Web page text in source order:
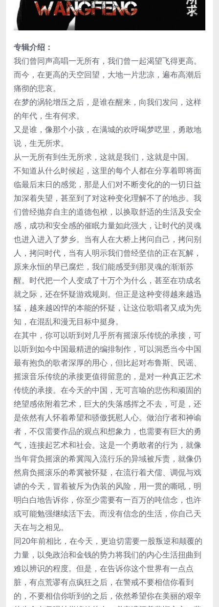
专辑介绍：
我们曾同声高唱一无所有，我们曾一起渴望飞得更高。
而今，在更高的天空回望，大地一片悲凉，遍布高潮后
痛彻的悲哀。
在梦的涡轮增压之后，是谁在醒来，向我们发问，这样
的年代，生有何求。
又是谁，像那个小孩，在满城的欢呼喝梦呓里，勇敢地
说，生无所求。
从一无所有到生无所求，这就是我们，这就是中国。
不知道从什么时候起，这里的每个人都在分享着即将面
临最后末日的感觉，那是人们对不断变化的的一切日益
加深着失望，甚至到了对这种变化理解不了的地步。我
们曾经抛弃自主的道德包袱，以换取舒适的生活及安全
感，成功和安全感的催眠力量如此强大，让时代的灵魂
也进入进入了梦乡。当有人在大桥上拷问自己，拷问别
人，拷问时代，当有人明示我们曾经坚信的正在瓦解，
原来永恒的早已腐烂，我们能感受到那灵魂的渐渐苏
醒。时代把一个人变成了十万个为什么，甚至在功成名
就之际，还在怀疑游戏规则。但正是这种变得越来越迅
猛，越来越凶悍的本能的怀疑，让这位歌唱者又成为先
知，在混乱和漫无目标中挺身。
在其中，你可以听到对几乎所有摇滚乐传统的承接，可
以听到如今中国最精进的编排制作，可以洞悉当今中国
最有抱负的歌者深厚的用心，但比起对布鲁斯、民谣、
摇滚音乐传统的承接更值得留意的，是对一种真正艺术
传统的承接。在今天的中国，无可言喻的悲伤和顽固的
绝望感依附着艺术，巨大的失落感挥之不去，可是，还
是依然有人怀着希望和骄傲抚慰人心。做治疗者和神谕
者，不仅需要作品的观点和想象力，也需要有巨大的勇
气，连接起艺术和社会。这是一个勇敢者的行为，就像
当年背负摇滚的希冀闯入流行乐的异域被斥责，就像仍
然肩负摇滚乐的希冀被怀疑，在流行着犬儒、调侃与戏
谑的今天，冒着被斥为伪装的风险，用一贯的嘶吼，明
明白白地告诉你，你至少需要有一百万的吨信念，也许
或可能勉强继续活下去。而没有信念的生活，你自己天
天在与之相见。
同20年前相比，在今天，更迫切需要一股叛逆和颠覆的
力量，以免政治和金钱的势力将我们的内心生活扭曲到
难以辨识的程度。但是，在告诉你这个世界有一点点
脏，有点荒谬有点疯狂之后，在警戒不要相信你看到
的，不要相信你听到的之后，依然希望你在美丽的艰辛